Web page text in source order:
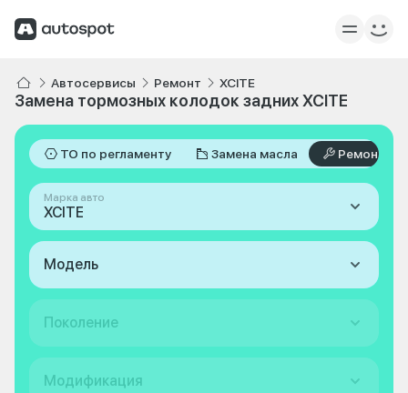
Автосервисы Ремонт XCITE
Замена тормозных колодок задних XCITE
ТО по регламенту Замена масла Ремонт
Марка авто
XCITE
Модель
Поколение
Модификация